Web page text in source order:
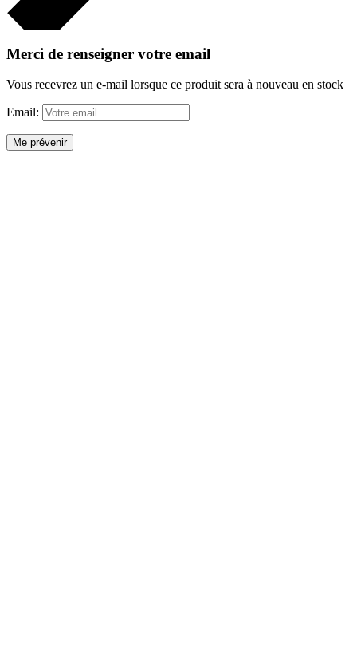
Merci de renseigner votre email
Vous recevrez un e-mail lorsque ce produit sera à nouveau en stock
Email:
Me prévenir